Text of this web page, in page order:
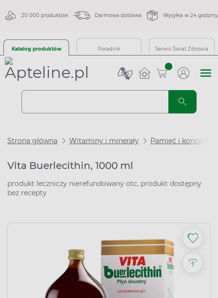
20 000 produktów Darmowa dostawa Wysyłka w 24 godziny
Katalog produktów Poradnik Serwis Świat Zdrowia
sztuk
Strona główna Witaminy i minerały Pamięć i
Vita Buerlecithin, 1000 ml
produkt leczniczy nierefundowany otc, produkt dostępny
bez recepty